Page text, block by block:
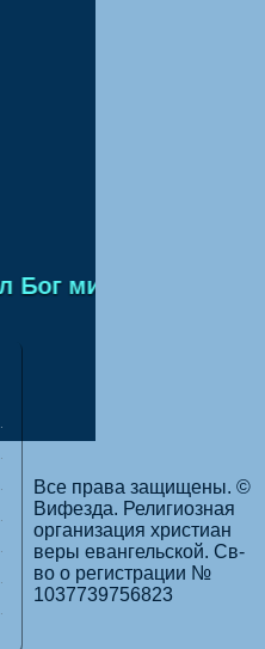
мир, что отдал
Все права защищены. ©
Вифезда. Религиозная
организация христиан
веры евангельской. Св-
во о регистрации №
1037739756823